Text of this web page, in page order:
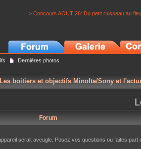
> Concours AOUT 26: Du petit ruisseau au
Dernières photos
Les boitiers et objectifs Minolta/Sony et
Forum
serait aveugle. Posez vos questions ou faites part